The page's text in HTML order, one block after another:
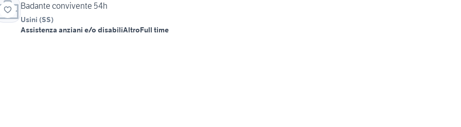
Badante convivente 54h
Usini (SS)
Assistenza anziani e/o disabiliAltroFull time